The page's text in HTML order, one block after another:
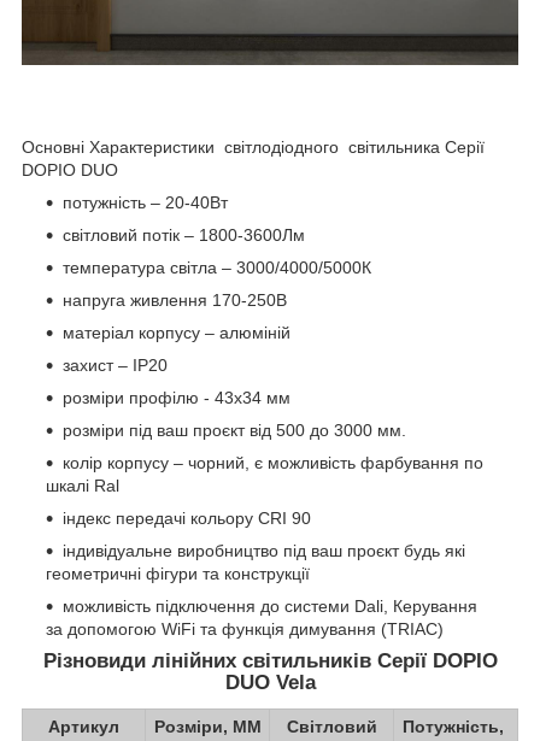
Основні Характеристики світлодіодного світильника Серії
DOPIO DUO
потужність – 20-40Вт
світловий потік – 1800-3600Лм
температура світла – 3000/4000/5000К
напруга живлення 170-250В
матеріал корпусу – алюміній
захист – ІР20
розміри профілю - 43x34 мм
розміри під ваш проєкт від 500 до 3000 мм.
колір корпусу – чорний, є можливість фарбування по
шкалі Ral
індекс передачі кольору CRI 90
індивідуальне виробництво під ваш проєкт будь які
геометричні фігури та конструкції
можливість підключення до системи Dali, Керування
за допомогою WiFi та функція димування (TRIAC)
Різновиди лінійних світильників Серії DOPIO
DUO Vela
Артикул Розміри, ММ
Світловий
Потужність,